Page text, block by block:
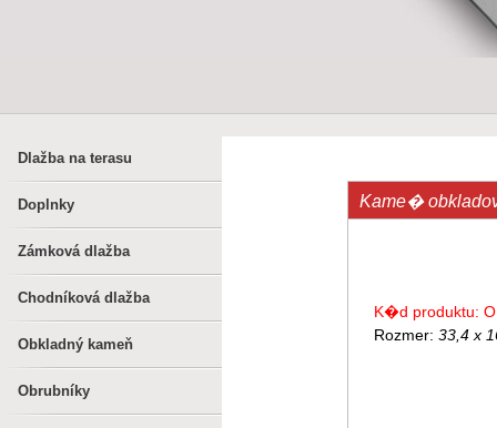
Dlažba na terasu
Doplnky
Zámková dlažba
Chodníková dlažba
Obkladný kameň
Obrubníky
Kame�
K�d produktu:
Rozmer: 33,4 x